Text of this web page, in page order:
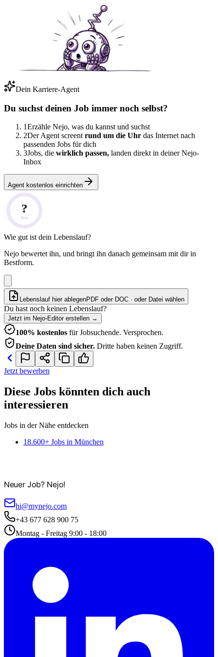
Dein Karriere-Agent
Du suchst deinen Job immer noch selbst?
1Erzähle Nejo, was du kannst und suchst
2Der Agent screent rund um die Uhr das Internet nach
passenden Jobs für dich
3Jobs, die wirklich passen, landen direkt in deiner Nejo-
Inbox
Agent kostenlos einrichten
?
Note
Wie gut ist dein Lebenslauf?
Nejo bewertet ihn, und bringt ihn danach gemeinsam mit dir in
Bestform.
Lebenslauf hier ablegenPDF oder DOC · oder Datei wählen
Du hast noch keinen Lebenslauf?
Jetzt im Nejo-Editor erstellen →
100% kostenlos für Jobsuchende. Versprochen.
Deine Daten sind sicher. Dritte haben keinen Zugriff.
Jetzt bewerben
Diese Jobs könnten dich auch
interessieren
Jobs in der Nähe entdecken
18.600+ Jobs in München
Neuer Job? Nejo!
hi@mynejo.com
+43 677 628 900 75
Montag - Freitag 9:00 - 18:00